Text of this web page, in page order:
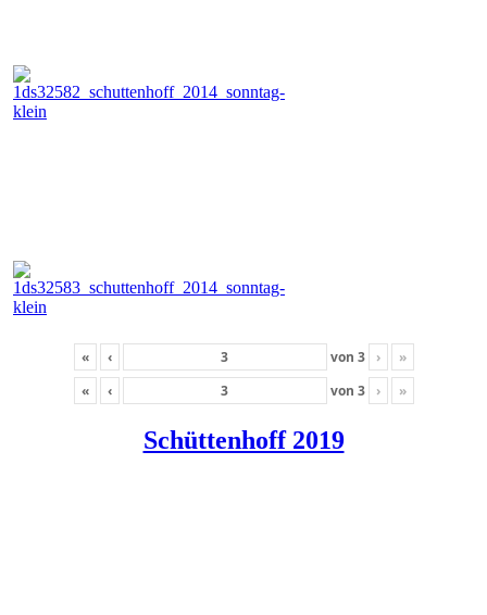
« ‹ von 3 ›
»
«
‹ von 3 › »
Schüttenhoff 2019